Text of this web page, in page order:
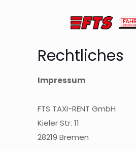
Rechtliches
Impressum
FTS TAXI-RENT GmbH
Kieler Str. 11
28219 Bremen